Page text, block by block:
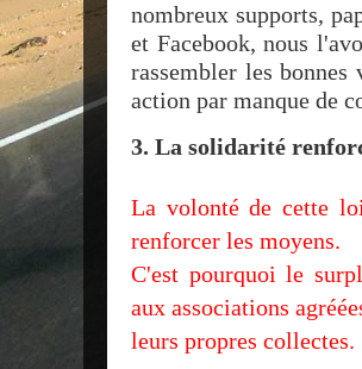
nombreux supports,
et Facebook, nous
rassembler les
action par manque de
3. La solidarité
La volonté de cette
renforcer les moyens.
C'est pourquoi le
aux associations
leurs propres collectes.